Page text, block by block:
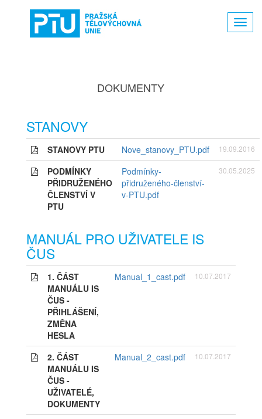
DOKUMENTY
STANOVY
STANOVY PTU Nove_stanovy_PTU.pdf 19.09.2016
PODMÍNKY
PŘIDRUŽENÉHO
ČLENSTVÍ V
PTU
Podmínky-
přidruženého-členství-
v-PTU.pdf
30.05.2025
MANUÁL PRO UŽIVATELE IS
ČUS
1. ČÁST
MANUÁLU IS
ČUS -
PŘIHLÁŠENÍ,
ZMĚNA
HESLA
Manual_1_cast.pdf 10.07.2017
2. ČÁST
MANUÁLU IS
ČUS -
UŽIVATELÉ,
DOKUMENTY
Manual_2_cast.pdf 10.07.2017